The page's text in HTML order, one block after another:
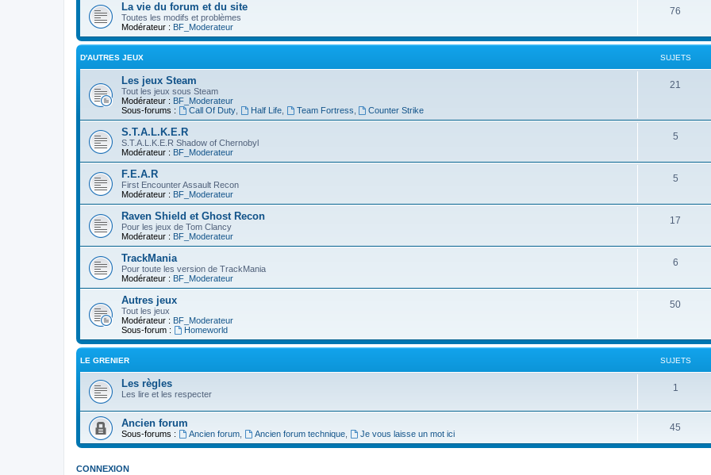
La vie du forum et du site
Toutes les modifs et problèmes
Modérateur : BF_Moderateur
76
D'AUTRES JEUX SUJETS
Les jeux Steam
Tout les jeux sous Steam
Modérateur : BF_Moderateur
Sous-forums :
Call Of Duty, Half Life, Team Fortress Counter Strike
21
S.T.A.L.K.E.R
S.T.A.L.K.E.R Shadow of Chernobyl
Modérateur : BF_Moderateur
5
F.E.A.R
First Encounter Assault Recon
Modérateur : BF_Moderateur
5
Raven Shield et Ghost Recon
Pour les jeux de Tom Clancy
Modérateur : BF_Moderateur
17
TrackMania
Pour toute les version de TrackMania
Modérateur : BF_Moderateur
6
Autres jeux
Tout les jeux
Modérateur : BF_Moderateur
Sous-forum :
Homeworld
50
LE GRENIER SUJETS
Les règles
Les lire et les respecter
1
Ancien forum
Sous-forums : Ancien forum, Ancien forum technique, Je vous laisse un mot ici
45
CONNEXION